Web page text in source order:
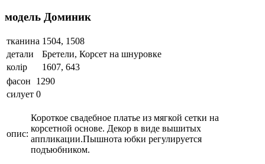
модель Доминик
тканина 1504, 1508
детали
Бретели, Корсет на шнуровке
колір
1607, 643
фасон
1290
силует 0
опис:
Короткое свадебное платье из мягкой сетки на
корсетной основе. Декор в виде вышитых
аппликации.Пышнота юбки регулируется
подъюбником.